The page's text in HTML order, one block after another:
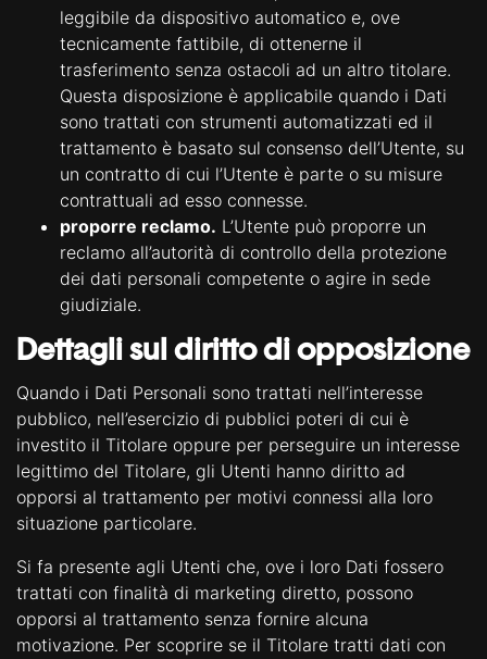
leggibile da dispositivo automatico e, ove
tecnicamente fattibile, di ottenerne il
trasferimento senza ostacoli ad un altro titolare.
Questa disposizione è applicabile quando i Dati
sono trattati con strumenti automatizzati ed il
trattamento è basato sul consenso dell’Utente, su
un contratto di cui l’Utente è parte o su misure
contrattuali ad esso connesse.
proporre reclamo. L’Utente può proporre un
reclamo all’autorità di controllo della protezione
dei dati personali competente o agire in sede
giudiziale.
Dettagli sul diritto di opposizione
Quando i Dati Personali sono trattati nell’interesse
pubblico, nell’esercizio di pubblici poteri di cui è
investito il Titolare oppure per perseguire un interesse
legittimo del Titolare, gli Utenti hanno diritto ad
opporsi al trattamento per motivi connessi alla loro
situazione particolare.
Si fa presente agli Utenti che, ove i loro Dati fossero
trattati con finalità di marketing diretto, possono
opporsi al trattamento senza fornire alcuna
motivazione. Per scoprire se il Titolare tratti dati con